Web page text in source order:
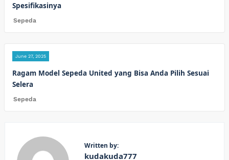
Spesifikasinya
Sepeda
June 27, 2025
Ragam Model Sepeda United yang Bisa Anda Pilih Sesuai
Selera
Sepeda
Written by:
kudakuda777